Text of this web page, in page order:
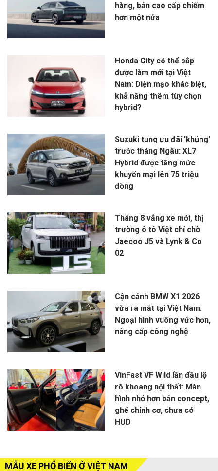
hàng, bản cao cấp chiếm
hơn một nửa
Honda City có thể sắp
được làm mới tại Việt
Nam: Diện mạo khác biệt,
khả năng thêm tùy chọn
hybrid?
Suzuki tung ưu đãi 'khủng'
trước tháng Ngâu: XL7
Hybrid được tăng mức
khuyến mại lên 75 triệu
đồng
Tháng 8 vắng xe mới, thị
trường ô tô Việt chỉ chờ
Jaecoo J5 và Lynk & Co
02
Cận cảnh BMW X1 2026
vừa ra mắt tại Việt Nam:
Ngoại hình vuông vức hơn,
nâng cấp công nghệ
VinFast VF Wild lần đầu lộ
rõ khoang nội thất: Màn
hình nhỏ hơn bản concept,
ghế chỉnh cơ, chưa có
HUD
MẪU XE PHỔ BIẾN Ở VIỆT NAM